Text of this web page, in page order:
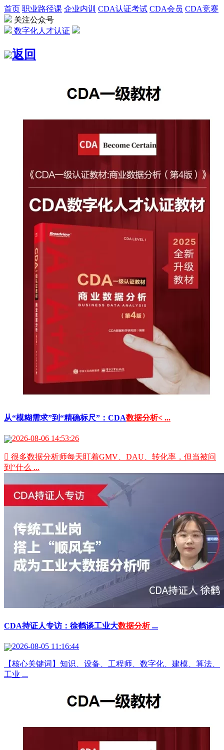
首页 职业路径课 企业内训 CDA认证考试 CDA会员 CDA竞赛
关注公众号
数字化人才认证
返回
从“模糊需求”到“精确标尺”：CDA数据分析< ...
2026-08-06 14:53:26
 很多数据分析师每天盯着GMV、DAU、转化率，但当被问
到“什么 ...
CDA持证人专访：徐鹤谈工业大数据分析...
2026-08-05 11:16:44
【核心关键词】知识、设备、工程师、数字化、建模、算法、
工业 ...